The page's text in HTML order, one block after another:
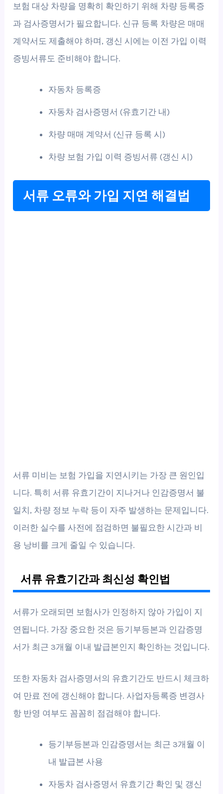
보험 대상 차량을 명확히 확인하기 위해 차량 등록증
과 검사증명서가 필요합니다. 신규 등록 차량은 매매
계약서도 제출해야 하며, 갱신 시에는 이전 가입 이력
증빙서류도 준비해야 합니다.
자동차 등록증
자동차 검사증명서 (유효기간 내)
차량 매매 계약서 (신규 등록 시)
차량 보험 가입 이력 증빙서류 (갱신 시)
서류 오류와 가입 지연 해결법
서류 미비는 보험 가입을 지연시키는 가장 큰 원인입
니다. 특히 서류 유효기간이 지나거나 인감증명서 불
일치, 차량 정보 누락 등이 자주 발생하는 문제입니다.
이러한 실수를 사전에 점검하면 불필요한 시간과 비
용 낭비를 크게 줄일 수 있습니다.
서류 유효기간과 최신성 확인법
서류가 오래되면 보험사가 인정하지 않아 가입이 지
연됩니다. 가장 중요한 것은 등기부등본과 인감증명
서가 최근 3개월 이내 발급본인지 확인하는 것입니다.
또한 자동차 검사증명서의 유효기간도 반드시 체크하
여 만료 전에 갱신해야 합니다. 사업자등록증 변경사
항 반영 여부도 꼼꼼히 점검해야 합니다.
등기부등본과 인감증명서는 최근 3개월 이
내 발급본 사용
자동차 검사증명서 유효기간 확인 및 갱신